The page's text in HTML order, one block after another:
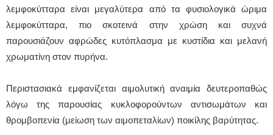
λεμφοκύτταρα είναι μεγαλύτερα από τα φυσιολογικά ώριμα
λεμφοκύτταρα, πιο σκοτεινά στην χρώση και συχνά
παρουσιάζουν αφρώδες κυτόπλασμα με κυστίδια και μελανή
χρωματίνη στον πυρήνα.
Περιστασιακά εμφανίζεται αιμολυτική αναιμία δευτεροπαθώς
λόγω της παρουσίας κυκλοφορούντων αντισωμάτων και
θρομβοπενία (μείωση των αιμοπεταλίων) ποικίλης βαρύτητας.